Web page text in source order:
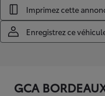
Imprimez cette
Enregistrez ce
GCA